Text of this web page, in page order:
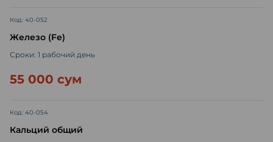
Код: 40-052
Железо (Fe)
Сроки: 1 рабочий день
55 000 сум
Код: 40-054
Кальций общий